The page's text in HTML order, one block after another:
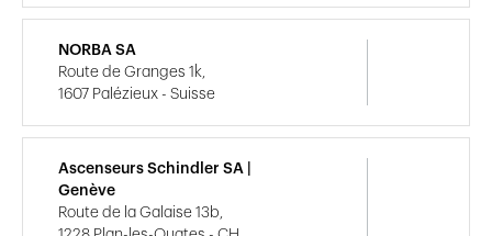
NORBA SA
Route de Granges 1k,
1607 Palézieux - Suisse
Ascenseurs Schindler SA |
Genève
Route de la Galaise 13b,